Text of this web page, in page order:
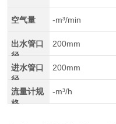
空气量 -m³/min
出水管口
径
200mm
进水管口
径
200mm
流量计规
格
-m³/h